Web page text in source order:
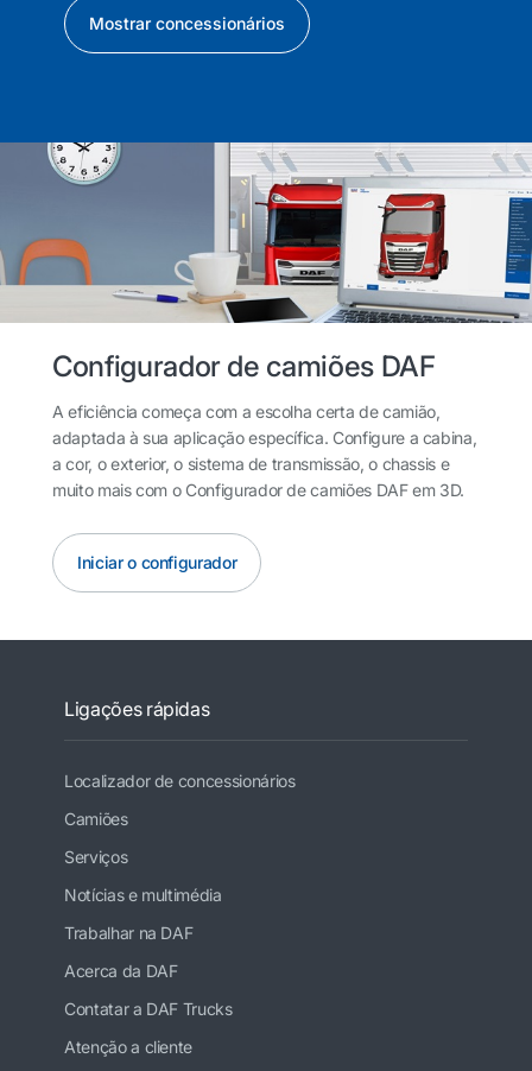
Mostrar concessionários
Configurador de camiões DAF
A eficiência começa com a escolha certa de camião,
adaptada à sua aplicação específica. Configure a cabina,
a cor, o exterior, o sistema de transmissão, o chassis e
muito mais com o Configurador de camiões DAF em 3D.
Iniciar o configurador
Ligações rápidas
Localizador de concessionários
Camiões
Serviços
Notícias e multimédia
Trabalhar na DAF
Acerca da DAF
Contatar a DAF Trucks
Atenção a cliente